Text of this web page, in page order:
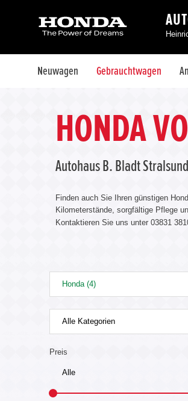
Neuwagen Gebrauchtwagen
HONDA
Autohaus B. Bladt
Finden auch Sie Ihren günstigen
Kilometerstände, sorgfältige Pflege
Kontaktieren Sie uns unter 03831
Honda (4)
Alle Kategorien
Preis